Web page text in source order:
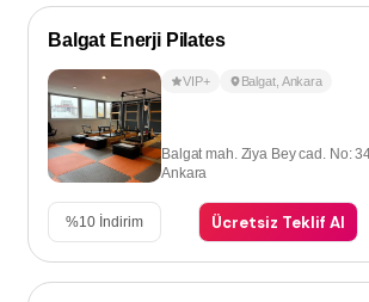
Balgat Enerji Pilates
VIP+ Balgat, Ankara
Balgat mah. Ziya Bey cad. No:
Ankara
%10 İndirim Ücretsiz Teklif Al